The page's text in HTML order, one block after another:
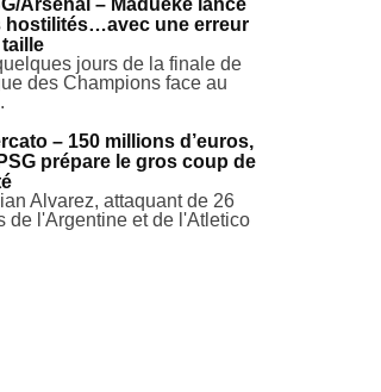
Arsenal – Madueke lance
hostilités…avec une erreur
jours de la finale de
des Champions face au
– 150 millions d’euros,
prépare le gros coup de
Alvarez, attaquant de 26
de l'Argentine et de l'Atletico